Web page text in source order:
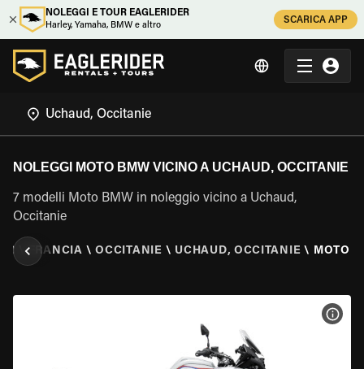
NOLEGGI E TOUR EAGLERIDER
Harley, Yamaha, BMW e altro
SCARICA APP
NOLEGGI MOTO BMW VICINO A UCHAUD, OCCITANIE
7 modelli Moto BMW in noleggio vicino a Uchaud,
Occitanie
FRANCIA \ OCCITANIE \ UCHAUD, OCCITANIE \ MOTO